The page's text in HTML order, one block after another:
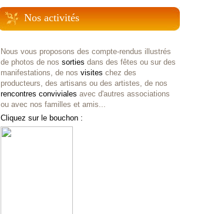
Nos activités
Nous vous proposons des compte-rendus illustrés
de photos de nos sorties dans des fêtes ou sur des
manifestations, de nos visites chez des
producteurs, des artisans ou des artistes, de nos
rencontres conviviales avec d'autres associations
ou avec nos familles et amis...
Cliquez sur le bouchon :